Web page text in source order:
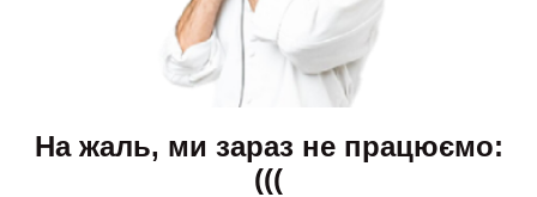
На жаль, ми зараз не працюємо:
(((